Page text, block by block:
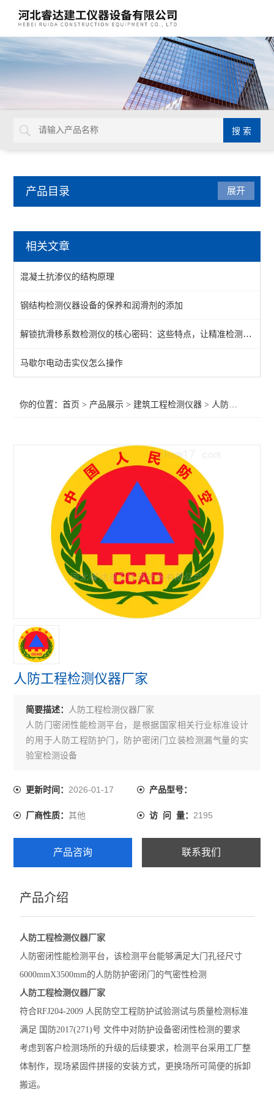
产品目录
混凝土板试验机
石家庄建筑试验仪器
恒温恒湿环境试验箱
耐碱网格布试验箱
气密性检测平台
砂浆拉拔试验机
岩石检测仪器
数显恒温油浴锅
增强网抗腐蚀性能检测仪
结构密封胶检测仪器
土工布试验检测仪器
建筑工程质量检测中心试验仪器
人防工程检测仪器
河北省石家庄邢台邯郸保定建筑工程检测仪器
混凝土排水管试验机
防雷检测仪器
滚珠轴承式耐磨试验机
道瑞式石材耐磨试验机
安全网抗冲击及耐贯穿性试验机
建筑工程检测仪器
展开
相关文章
混凝土抗渗仪的结构原理
钢结构检测仪器设备的保养和润滑剂的添加
解锁抗滑移系数检测仪的核心密码：这些特点，让精准检测触手可及！
马歇尔电动击实仪怎么操作
你的位置：首页 > 产品展示 > 建筑工程检测仪器 > 人防工程检测仪器
人防工程检测仪器厂家
简要描述： 人防工程检测仪器厂家
人防门密闭性能检测平台，是根据国家相关行业标准设计
的用于人防工程防护门，防护密闭门立装检测漏气量的实
验室检测设备
更新时间：2026-01-17 产品型号：
厂商性质：其他 访 问 量： 2195
产品咨询 联系我们
产品介绍
人防工程检测仪器厂家
人防密闭性能检测平台，该检测平台能够满足大门孔径尺寸
6000mmX3500mm的人防防护密闭门的气密性检测
人防工程检测仪器厂家
符合RFJ204-2009 人民防空工程防护试验测试与质量检测标准
满足 国防2017(271)号 文件中对防护设备密闭性检测的要求
考虑到客户检测场所的升级的后续要求，检测平台采用工厂整
体制作，现场紧固件拼接的安装方式，更换场所可简便的拆卸
搬运。